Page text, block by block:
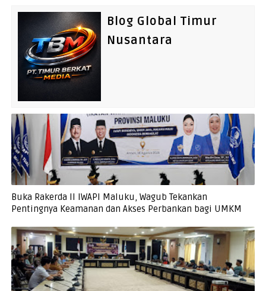
Blog Global Timur
Nusantara
Buka Rakerda II IWAPI Maluku, Wagub Tekankan
Pentingnya Keamanan dan Akses Perbankan bagi UMKM